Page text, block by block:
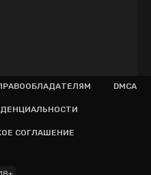
DMCA
СОГЛАШЕНИЕ